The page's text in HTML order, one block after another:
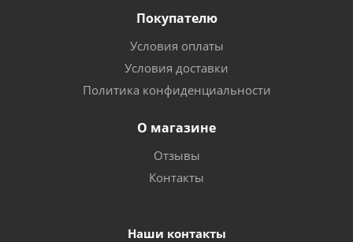
Покупателю
Условия оплаты
Условия доставки
Политика конфиденциальности
О магазине
Отзывы
Контакты
Наши контакты